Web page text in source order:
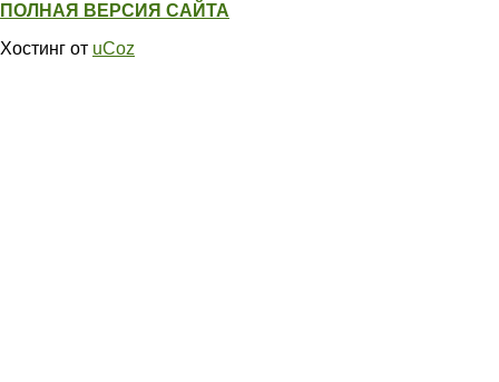
ПОЛНАЯ ВЕРСИЯ САЙТА
Хостинг от uCoz